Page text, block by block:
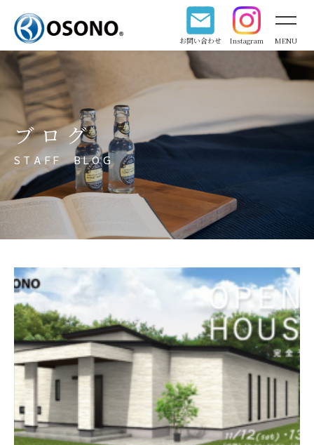
お問い合わせ Instagram MENU
ブログ
STAFF BLOG